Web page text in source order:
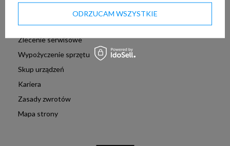
Program Cashback
Program partnerski
Zlecenie serwisowe
Wypożyczenie sprzętu
Skup urządzeń
Kariera
Zasady zwrotów
Mapa strony
ODRZUCAM WSZYSTKIE